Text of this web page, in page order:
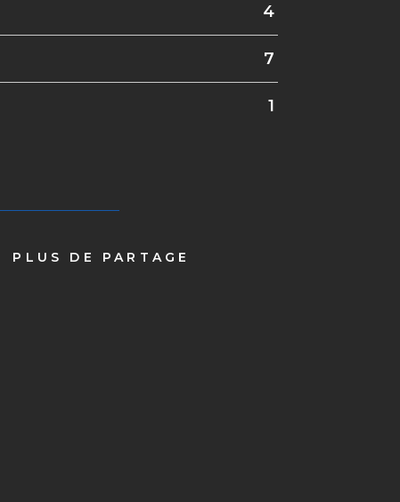
4
7
1
PLUS DE PARTAGE